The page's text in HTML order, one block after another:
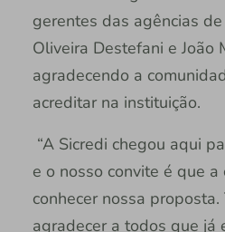
gerentes das agências
Oliveira Destefani e João
agradecendo a
acreditar na instituição.
“A Sicredi chegou aqui
e o nosso convite é que
conhecer nossa
agradecer a todos que já